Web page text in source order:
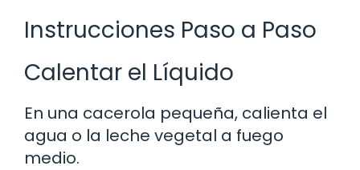
Instrucciones Paso a Paso
Calentar el Líquido
En una cacerola pequeña, calienta el
agua o la leche vegetal a fuego
medio.